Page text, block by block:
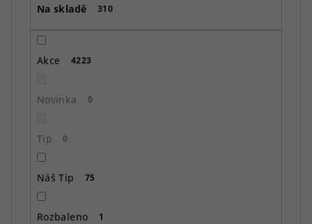
Na skladě 310
Akce 4223
Novinka 0
Tip 0
Náš Tip 75
Rozbaleno 1